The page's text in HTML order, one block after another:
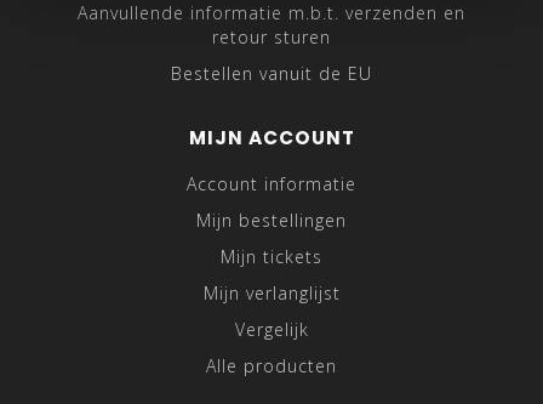
Aanvullende informatie m.b.t. verzenden en
retour sturen
Bestellen vanuit de EU
MIJN ACCOUNT
Account informatie
Mijn bestellingen
Mijn tickets
Mijn verlanglijst
Vergelijk
Alle producten